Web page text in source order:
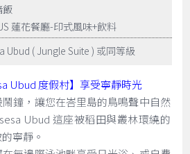
飯
蓮花餐廳-印式風味+飲料
Ubud ( Jungle Suite ) 或同等級
Ubud 度假村】享受寧靜時光
鐘，讓您在峇里島的鳥鳴聲中自然
Ubud 這座被稻田與叢林環繞的
寧靜。